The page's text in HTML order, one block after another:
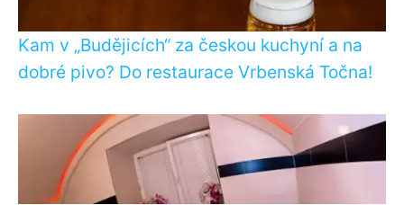
Kam v „Budějicích“ za českou kuchyní a na
dobré pivo? Do restaurace Vrbenská Točna!